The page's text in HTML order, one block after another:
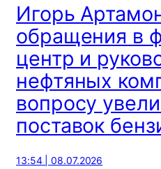
Игорь
обращения в
центр и
нефтяных
вопросу
поставок
13:54 | 08.07.2026